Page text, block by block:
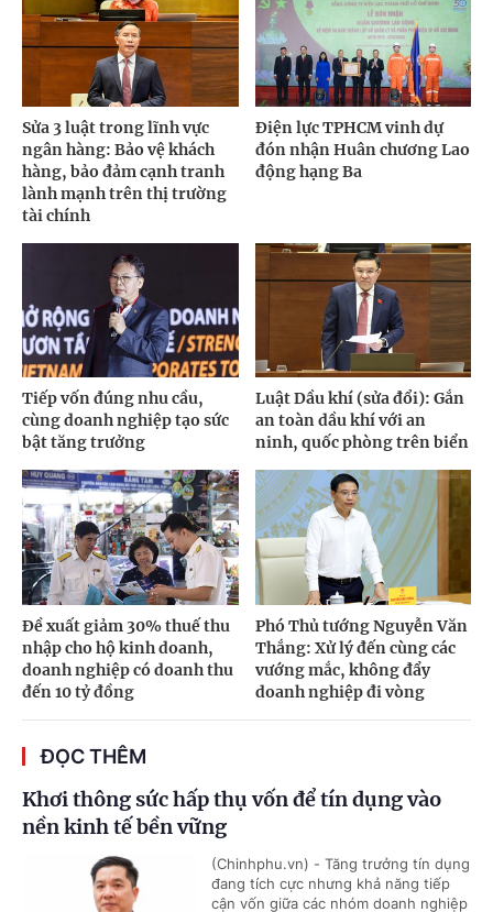
Sửa 3 luật trong lĩnh vực
ngân hàng: Bảo vệ khách
hàng, bảo đảm cạnh tranh
lành mạnh trên thị trường
tài chính
Điện lực TPHCM vinh dự
đón nhận Huân chương Lao
động hạng Ba
Tiếp vốn đúng nhu cầu,
cùng doanh nghiệp tạo sức
bật tăng trưởng
Luật Dầu khí (sửa đổi): Gắn
an toàn dầu khí với an
ninh, quốc phòng trên biển
Đề xuất giảm 30% thuế thu
nhập cho hộ kinh doanh,
doanh nghiệp có doanh thu
đến 10 tỷ đồng
Phó Thủ tướng Nguyễn Văn
Thắng: Xử lý đến cùng các
vướng mắc, không đẩy
doanh nghiệp đi vòng
ĐỌC THÊM
Khơi thông sức hấp thụ vốn để tín dụng vào
nền kinh tế bền vững
(Chinhphu.vn) - Tăng trưởng tín dụng
đang tích cực nhưng khả năng tiếp
cận vốn giữa các nhóm doanh nghiệp